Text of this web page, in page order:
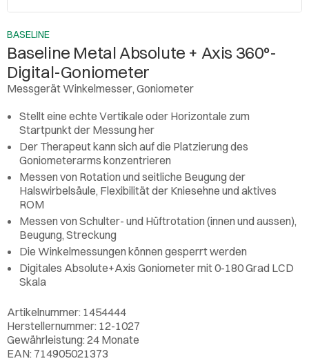
BASELINE
Baseline Metal Absolute + Axis 360°-
Digital-Goniometer
Messgerät Winkelmesser, Goniometer
Stellt eine echte Vertikale oder Horizontale zum
Startpunkt der Messung her
Der Therapeut kann sich auf die Platzierung des
Goniometerarms konzentrieren
Messen von Rotation und seitliche Beugung der
Halswirbelsäule, Flexibilität der Kniesehne und aktives
ROM
Messen von Schulter- und Hüftrotation (innen und aussen),
Beugung, Streckung
Die Winkelmessungen können gesperrt werden
Digitales Absolute+Axis Goniometer mit 0-180 Grad LCD
Skala
Artikelnummer: 1454444
Herstellernummer: 12-1027
Gewährleistung: 24 Monate
EAN: 714905021373